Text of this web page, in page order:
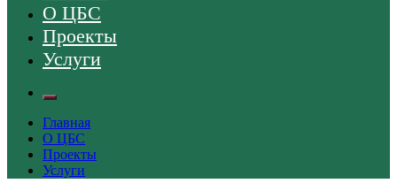
О ЦБС
Проекты
Услуги
Главная
О ЦБС
Проекты
Услуги